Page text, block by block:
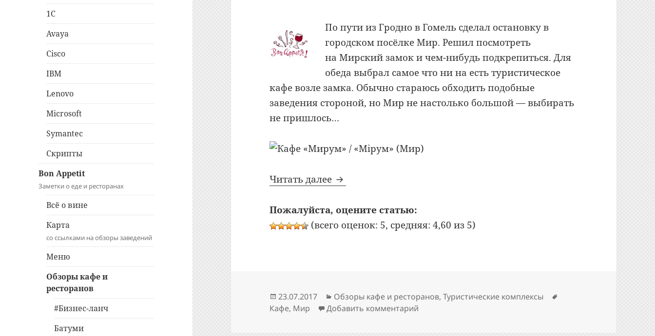
1C
Avaya
Cisco
IBM
Lenovo
Microsoft
Symantec
Скрипты
Bon Appetit
Заметки о еде и ресторанах
Всё о вине
Карта
со ссылками на обзоры заведений
Меню
Обзоры кафе и
ресторанов
#Бизнес-ланч
Батуми
По пути из Гродно в Гомель сделал остановку в
городском посёлке Мир. Решил посмотреть
на Мирский замок и чем-нибудь подкрепиться. Для
обеда выбрал самое что ни на есть туристическое
кафе возле замка. Обычно стараюсь обходить подобные
заведения стороной, но Мир не настолько большой — выбирать
не пришлось…
Читать далее Bon Appetit: №337: Кафе «Мирум» / «Мiрум» (Мир)
Пожалуйста, оцените статью:
(всего оценок: 5, средняя: 4,60 из 5)
Опубликовано
23.07.2017 Рубрики
Обзоры кафе и ресторанов,Туристические комплексы
Кафе, Мир Добавить комментарий